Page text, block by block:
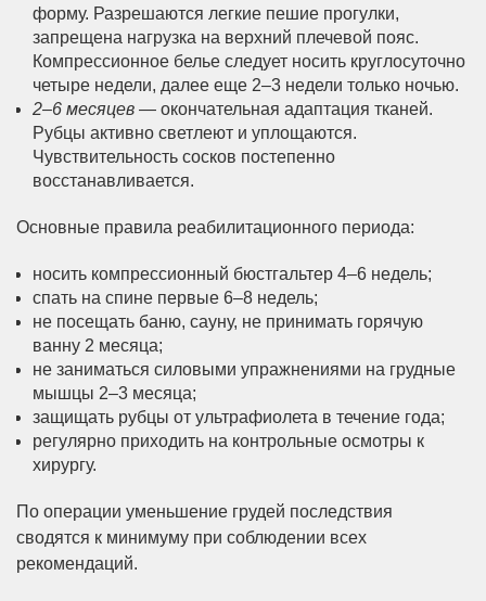
форму. Разрешаются легкие пешие прогулки,
запрещена нагрузка на верхний плечевой пояс.
Компрессионное белье следует носить круглосуточно
четыре недели, далее еще 2–3 недели только ночью.
2–6 месяцев — окончательная адаптация тканей.
Рубцы активно светлеют и уплощаются.
Чувствительность сосков постепенно
восстанавливается.
Основные правила реабилитационного периода:
носить компрессионный бюстгальтер 4–6 недель;
спать на спине первые 6–8 недель;
не посещать баню, сауну, не принимать горячую
ванну 2 месяца;
не заниматься силовыми упражнениями на грудные
мышцы 2–3 месяца;
защищать рубцы от ультрафиолета в течение года;
регулярно приходить на контрольные осмотры к
хирургу.
По операции уменьшение грудей последствия
сводятся к минимуму при соблюдении всех
рекомендаций.